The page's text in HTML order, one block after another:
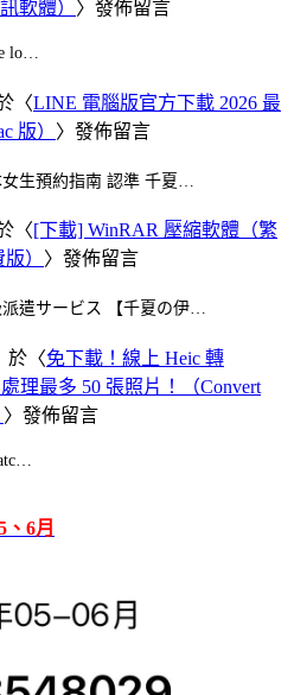
軟體） 〉發佈留言
lo…
〈LINE 電腦版官方下載 2026 最
版） 〉發佈留言
生預約指南 認準 千夏…
〈[下載] WinRAR 壓縮軟體（繁
） 〉發佈留言
遣サービス 【千夏の伊…
於〈免下載！線上 Heic 轉
理最多 50 張照片！（Convert
〉發佈留言
6月